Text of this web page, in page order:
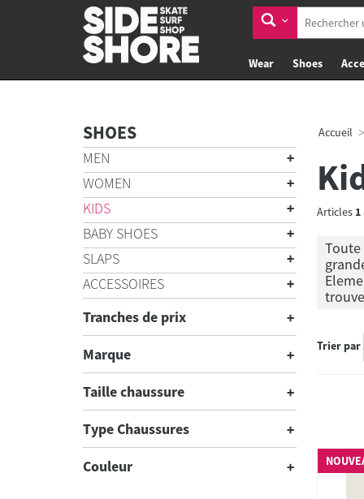
Wear Shoes
SHOES
MEN
WOMEN
KIDS
BABY SHOES
SLAPS
ACCESSOIRES
Tranches de prix
Marque
Taille chaussure
Type Chaussures
Couleur
Accueil
Articles 1
Toute
Trier par